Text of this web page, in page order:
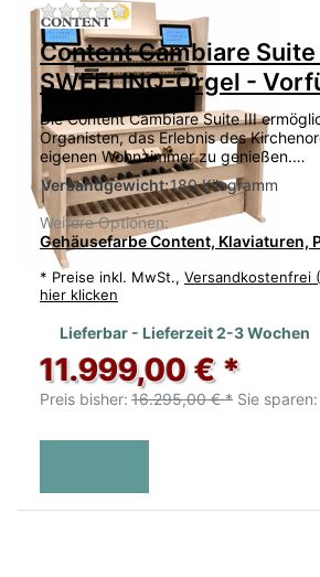
Zu diesem Produkt
Content Cambiare Suite
SWEELINQ-Orgel -
Die Content Cambiare Suite III
Organisten, das Erlebnis des
eigenen Wohnzimmer zu genießen.…
Versandgewicht:180 Kilogramm
Weitere Optionen:
Gehäusefarbe Content, Klaviaturen,
* Preise inkl. MwSt., Versandkostenfrei
hier klicken
Lieferbar - Lieferzeit 2-3 Wochen
11.999,00 € *
Preis bisher: 16.295,00 € * Sie sparen: